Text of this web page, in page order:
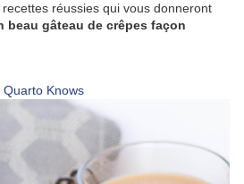
réussies qui vous donneront
beau gâteau de crêpes façon
Quarto Knows